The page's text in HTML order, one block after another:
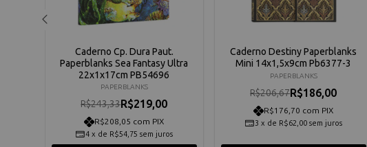
Caderno Cp. Dura Paut.
Paperblanks Sea Fantasy Ultra
22x1x17cm PB54696
PAPERBLANKS
R$243,33R$219,00
R$208,05 com PIX
4 x de R$54,75 sem juros
Caderno Destiny Paperblanks
Mini 14x1,5x9cm Pb6377-3
PAPERBLANKS
R$206,67R$186,00
R$176,70 com PIX
3 x de R$62,00 sem juros